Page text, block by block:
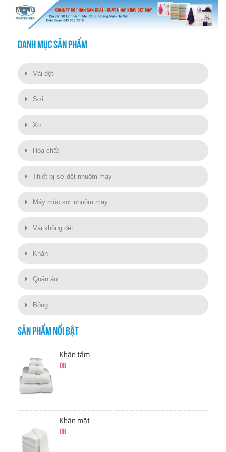
DANH MỤC SẢN PHẨM
Vải dệt
Sợi
Xơ
Hóa chất
Thiết bị sợ dệt nhuộm may
Máy móc sợi nhuộm may
Vải không dệt
Khăn
Quần áo
Bông
SẢN PHẨM NỔI BẬT
Khăn tắm
0đ
Khăn mặt
0đ